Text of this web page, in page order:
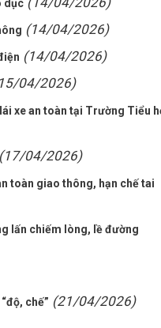
dục
(14/04/2026)
(14/04/2026)
04/2026)
xe an toàn tại Trường Tiểu
(17/04/2026)
toàn giao thông, hạn chế tai
lấn chiếm lòng, lề đường
chế” (21/04/2026)